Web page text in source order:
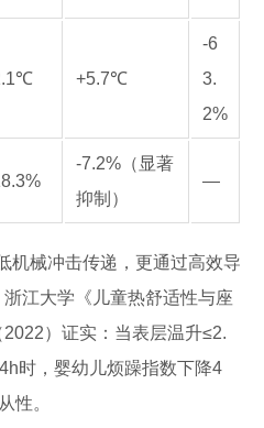
+5.7℃
-6
3.
2%
-7.2%（显著
抑制）
—
机械冲击传递，更通过高效导
江大学《儿童热舒适性与座
）证实：当表层温升≤2.
时，婴幼儿烦躁指数下降4
性。